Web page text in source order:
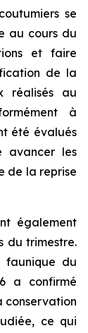
se
au cours du
et faire
de la
réalisés au
à
été évalués
les
de la reprise
également
du trimestre.
faunique du
a confirmé
conservation
ce qui